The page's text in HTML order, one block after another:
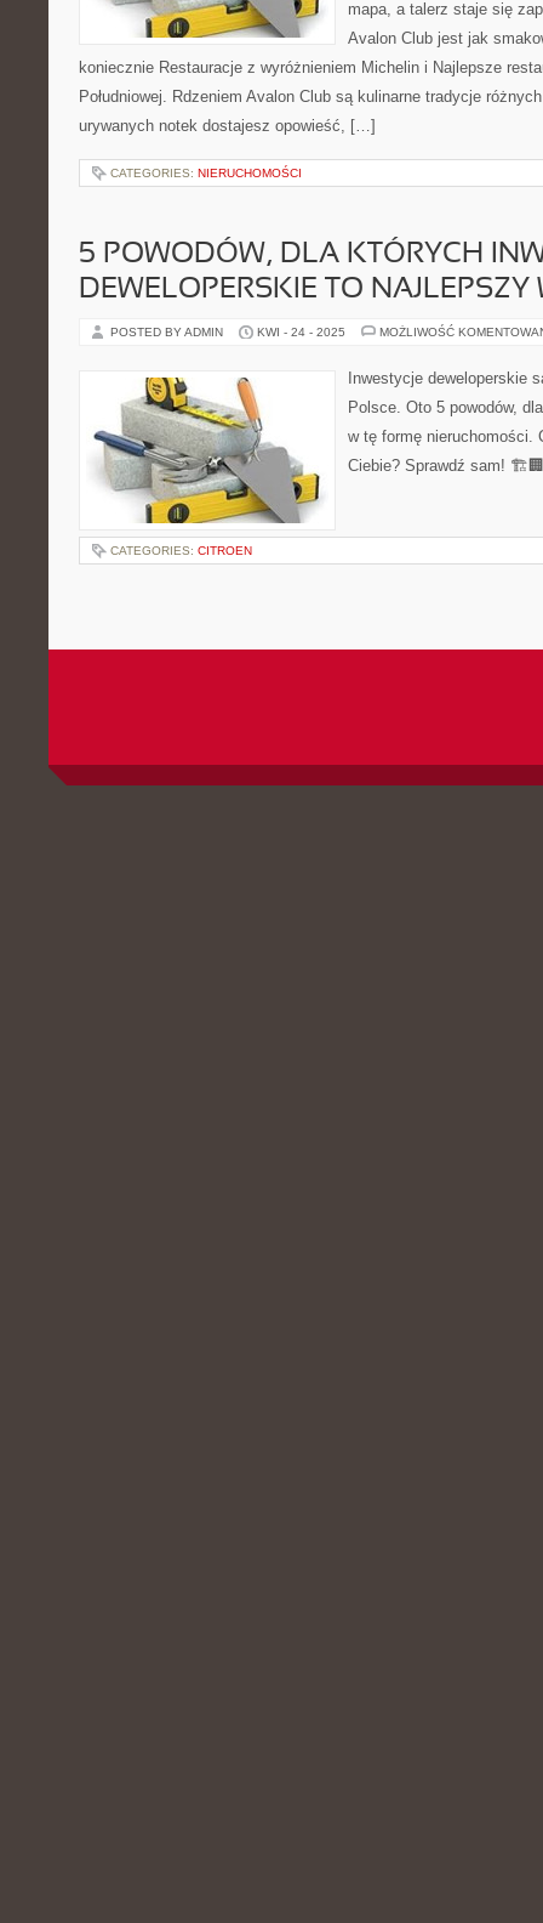
mapa, a talerz staje się
Avalon Club jest jak
koniecznie Restauracje z wyróżnieniem Michelin i Najlepsze
Południowej. Rdzeniem Avalon Club są kulinarne tradycje
urywanych notek dostajesz opowieść, […]
CATEGORIES: NIERUCHOMOŚCI
5 POWODÓW, DLA KTÓRYCH
DEWELOPERSKIE TO NAJLEPSZY
POSTED BY ADMIN KWI - 24 - 2025 MOŻLIWOŚĆ
Inwestycje deweloperskie
Polsce. Oto 5 powodów,
w tę formę nieruchomości.
Ciebie? Sprawdź sam!
CATEGORIES: CITROEN